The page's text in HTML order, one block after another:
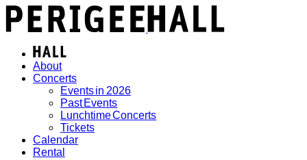
About
Concerts
Events in 2026
Past Events
Lunchtime Concerts
Tickets
Calendar
Rental